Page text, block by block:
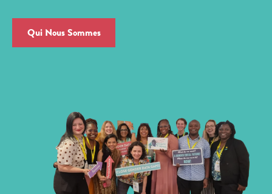
Qui Nous Sommes